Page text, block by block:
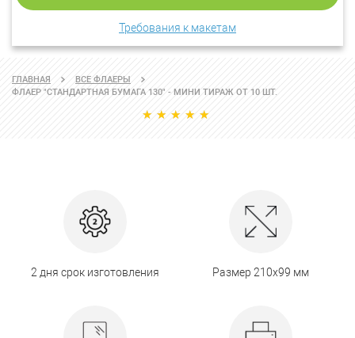
Требования к макетам
ГЛАВНАЯ
ВСЕ ФЛАЕРЫ
ФЛАЕР "СТАНДАРТНАЯ БУМАГА 130" - МИНИ ТИРАЖ ОТ 10 ШТ.
2 дня срок изготовления Размер 210х99 мм